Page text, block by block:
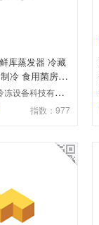
库蒸发器 冷藏
冷 食用菌房冷
备科技有限公司
指数：977